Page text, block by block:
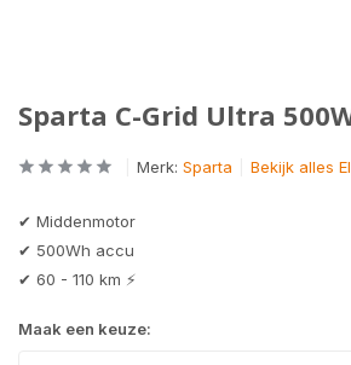
Sparta C-Grid Ultra
Merk: Sparta Bekijk alles
✔ Middenmotor
✔ 500Wh accu
✔ 60 - 110 km ⚡
Maak een keuze: